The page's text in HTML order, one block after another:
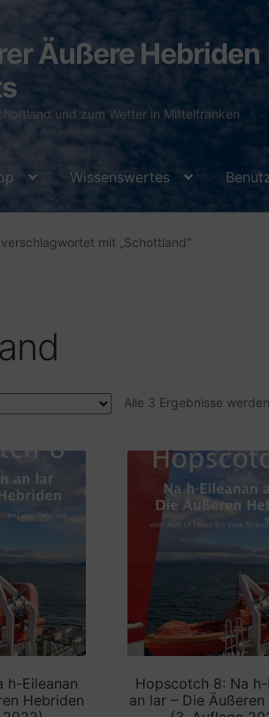
Äußere Hebriden
und zum Wetter in Mittelfranken
Wissenswertes
Bezahlvorgang/ Zahlungsweisen
mit „Schottland“
Alle 3 Ergebnisse
h-Eileanan
Hebriden
Hopscotch 8: Na h-
an lar – Die